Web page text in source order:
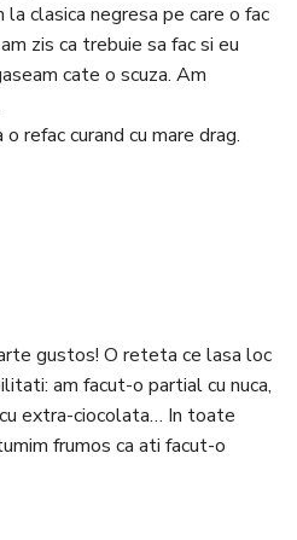
la clasica negresa pe care o fac
zis ca trebuie sa fac si eu
cate o scuza. Am
refac curand cu mare drag.
gustos! O reteta ce lasa loc
am facut-o partial cu nuca,
extra-ciocolata… In toate
frumos ca ati facut-o